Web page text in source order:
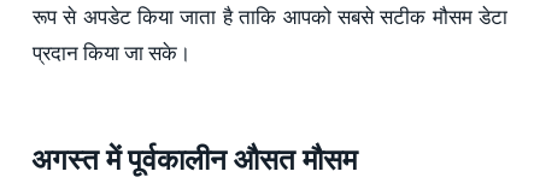
रूप से अपडेट किया जाता है ताकि आपको सबसे सटीक मौसम डेटा
प्रदान किया जा सके।
अगस्त में पूर्वकालीन औसत मौसम